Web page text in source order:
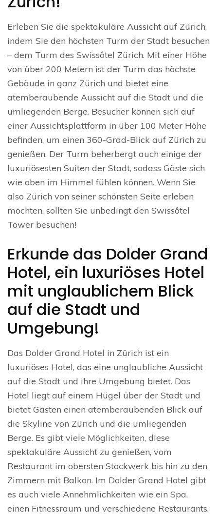
Erleben Sie die spektakuläre Aussicht auf Zürich,
indem Sie den höchsten Turm der Stadt besuchen
– dem Turm des Swissôtel Zürich. Mit einer Höhe
von über 200 Metern ist der Turm das höchste
Gebäude in ganz Zürich und bietet eine
atemberaubende Aussicht auf die Stadt und die
umliegenden Berge. Besucher können sich auf
einer Aussichtsplattform in über 100 Meter Höhe
befinden, um einen 360-Grad-Blick auf Zürich zu
genießen. Der Turm beherbergt auch einige der
luxuriösesten Suiten der Stadt, sodass Gäste sich
wie oben im Himmel fühlen können. Wenn Sie
also Zürich von seiner schönsten Seite erleben
möchten, sollten Sie unbedingt den Swissôtel
Tower besuchen!
Erkunde das Dolder Grand
Hotel, ein luxuriöses Hotel
mit unglaublichem Blick
auf die Stadt und
Umgebung!
Das Dolder Grand Hotel in Zürich ist ein
luxuriöses Hotel, das eine unglaubliche Aussicht
auf die Stadt und ihre Umgebung bietet. Das
Hotel liegt auf einem Hügel über der Stadt und
bietet Gästen einen atemberaubenden Blick auf
die Skyline von Zürich und die umliegenden
Berge. Es gibt viele Möglichkeiten, diese
spektakuläre Aussicht zu genießen, vom
Restaurant im obersten Stockwerk bis hin zu den
Zimmern mit Balkon. Im Dolder Grand Hotel gibt
es auch viele Annehmlichkeiten wie ein Spa,
einen Fitnessraum und verschiedene Restaurants.